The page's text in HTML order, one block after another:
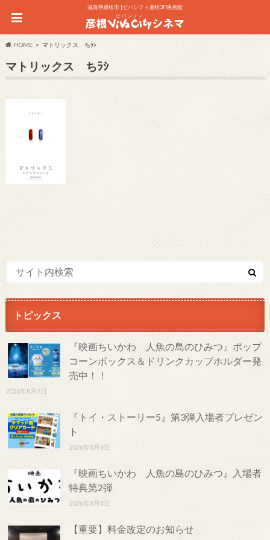
滋賀県彦根市 | ビバシティ彦根3F 映画館
HOME マトリックス ちﾗｼ
マトリックス ちﾗｼ
トピックス
『映画ちいかわ 人魚の島のひみつ』ポップ
コーンボックス＆ドリンクカップホルダー発
売中！！
2026年8月7日
『トイ・ストーリー5』第3弾入場者プレゼン
ト
2026年8月6日
『映画ちいかわ 人魚の島のひみつ』入場者
特典第2弾
2026年8月4日
【重要】料金改定のお知らせ